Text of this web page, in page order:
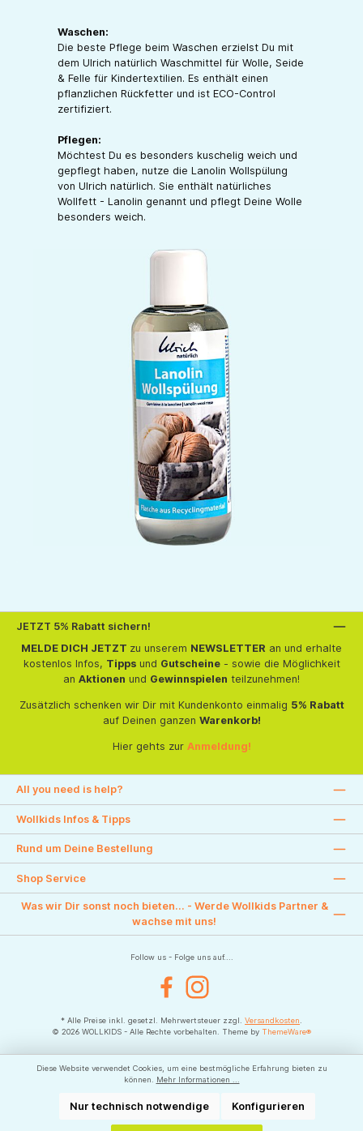
Waschen:
Die beste Pflege beim Waschen erzielst Du mit
dem Ulrich natürlich Waschmittel für Wolle, Seide
& Felle für Kindertextilien. Es enthält einen
pflanzlichen Rückfetter und ist ECO-Control
zertifiziert.
Pflegen:
Möchtest Du es besonders kuschelig weich und
gepflegt haben, nutze die Lanolin Wollspülung
von Ulrich natürlich. Sie enthält natürliches
Wollfett - Lanolin genannt und pflegt Deine Wolle
besonders weich.
JETZT 5% Rabatt sichern!
MELDE DICH JETZT zu unserem NEWSLETTER an und erhalte
kostenlos Infos, Tippsund Gutscheine- sowie die Möglichkeit
an Aktionen und Gewinnspielen teilzunehmen!
Zusätzlich schenken wir Dir mit Kundenkonto einmalig 5% Rabatt
auf Deinen ganzen Warenkorb!
Hier gehts zur Anmeldung!
All you need is help?
Wollkids Infos & Tipps
Rund um Deine Bestellung
Shop Service
Was wir Dir sonst noch bieten... - Werde Wollkids Partner &
wachse mit uns!
Follow us - Folge uns auf....
FacebookInstagram
* Alle Preise inkl. gesetzl. Mehrwertsteuer zzgl. Versandkosten
© 2026 WOLLKIDS - Alle Rechte vorbehalten. Theme by ThemeWare®
Diese Website verwendet Cookies, um eine bestmögliche Erfahrung bieten zu
können.
Mehr Informationen ...
Nur technisch notwendige Konfigurieren